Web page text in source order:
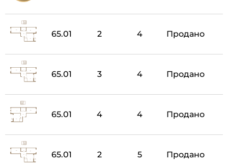
65.01 2 4 Продано
65.01 3 4 Продано
65.01 4 4 Продано
65.01 2 5 Продано